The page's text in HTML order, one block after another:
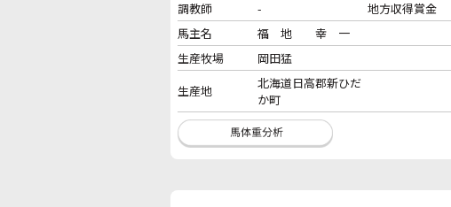
調教師
- 地方収得賞金
馬主名
福 地 幸 一
生産牧場
岡田猛
生産地
北海道日高郡新ひだ
か町